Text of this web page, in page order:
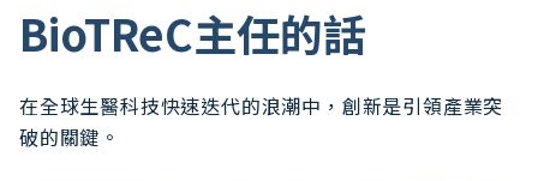
BioTReC主任的話
在全球生醫科技快速迭代的浪潮中，創新是引領產業突
破的關鍵。